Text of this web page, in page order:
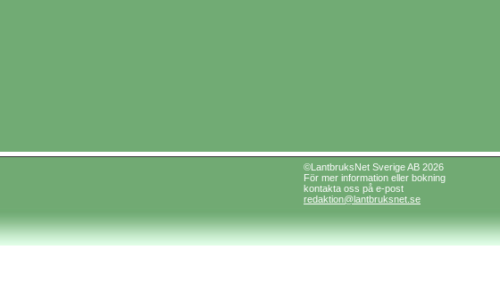
©LantbruksNet Sverige AB 2026
För mer information eller bokning
kontakta oss på e-post
redaktion@lantbruksnet.se